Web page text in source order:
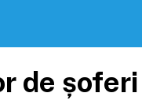
de